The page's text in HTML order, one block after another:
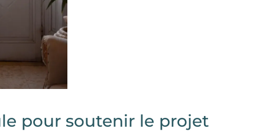
pour soutenir le projet